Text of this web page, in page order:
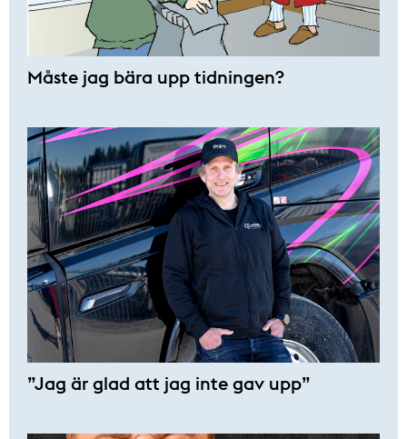
Måste jag bära upp tidningen?
”Jag är glad att jag inte gav upp”